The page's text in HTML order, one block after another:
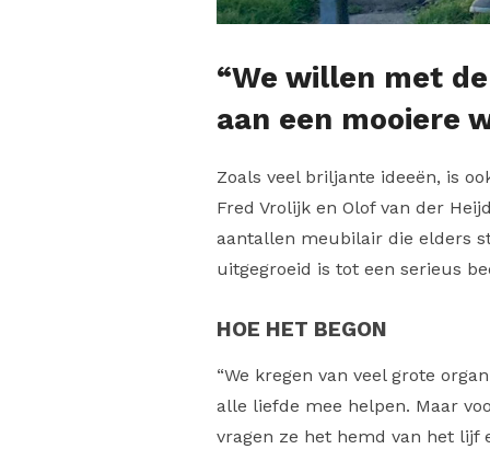
“We willen met
aan een mooiere
Zoals veel briljante ideeën, is
Fred Vrolijk en Olof van der
aantallen meubilair die elders
uitgegroeid is tot een serieus
HOE HET BEGON
“We kregen van veel grote
alle liefde mee helpen. Maar
vragen ze het hemd van het lijf